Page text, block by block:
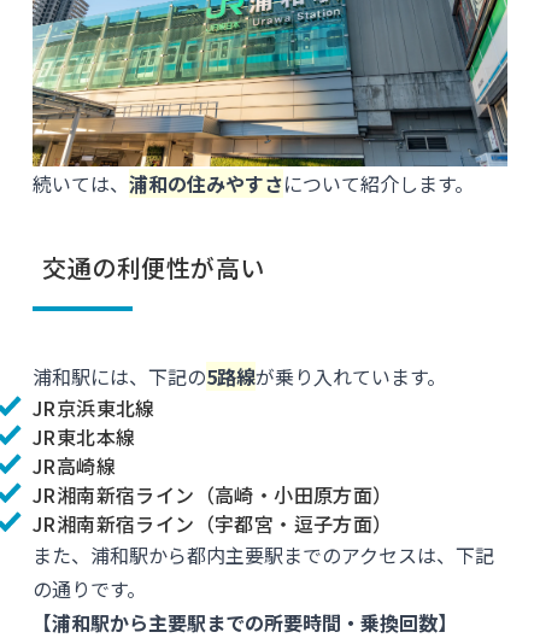
続いては、 浦和の住みやすさについて紹介します。
交通の利便性が高い
浦和駅には、下記の5路線が乗り入れています。
JR京浜東北線
JR東北本線
JR高崎線
JR湘南新宿ライン（高崎・小田原方面）
JR湘南新宿ライン（宇都宮・逗子方面）
また、浦和駅から都内主要駅までのアクセスは、下記
の通りです。
【浦和駅から主要駅までの所要時間・乗換回数】